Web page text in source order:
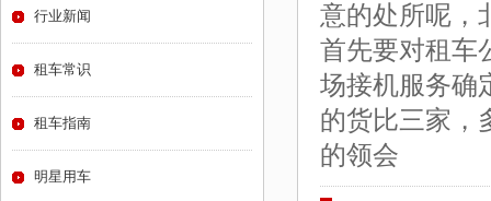
意的处所呢，
首先要对租车
场接机服务确
的货比三家，
的领会
行业新闻
租车常识
租车指南
明星用车